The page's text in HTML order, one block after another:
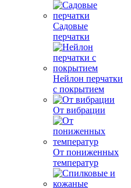
Садовые
перчатки
Нейлон перчатки
с покрытием
От вибрации
От пониженных
температур